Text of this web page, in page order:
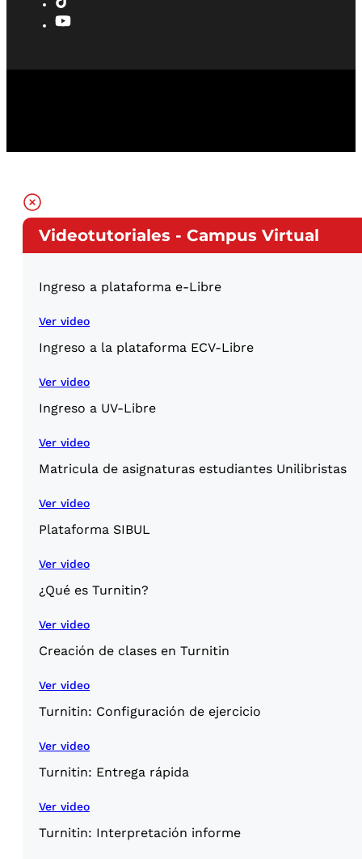
Videotutoriales - Campus Virtual
Ingreso a plataforma e-Libre
Ver video
Ingreso a la plataforma ECV-Libre
Ver video
Ingreso a UV-Libre
Ver video
Matricula de asignaturas estudiantes Unilibristas
Ver video
Plataforma SIBUL
Ver video
¿Qué es Turnitin?
Ver video
Creación de clases en Turnitin
Ver video
Turnitin: Configuración de ejercicio
Ver video
Turnitin: Entrega rápida
Ver video
Turnitin: Interpretación informe